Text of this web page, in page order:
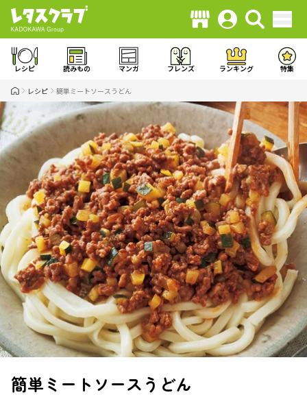
レシピ 読みもの マンガ フレンズ ランキング 特集
レシピ 簡単ミートソースうどん
簡単ミートソースうどん